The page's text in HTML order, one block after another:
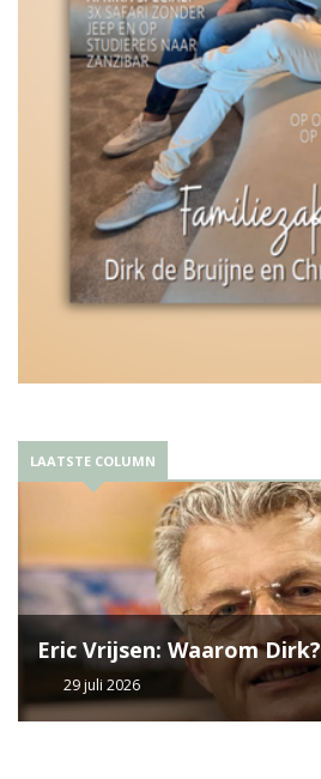
LAATSTE COLUMN
Eric Vrijsen: Waarom Dirk?
29 juli 2026